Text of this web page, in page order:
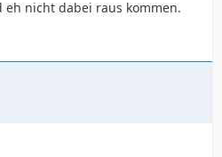
eh nicht dabei raus kommen.